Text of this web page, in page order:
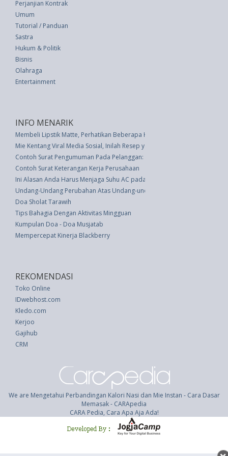
Perjanjian Kontrak
Umum
Tutorial / Panduan
Sastra
Hukum & Politik
Bisnis
Olahraga
Entertainment
INFO MENARIK
Membeli Lipstik Matte, Perhatikan Beberapa Hal Berikut Ini
Mie Kentang Viral Media Sosial, Inilah Resep yang Bisa Anda Coba
Contoh Surat Pengumuman Pada Pelanggan: Penutupan Bisnis
Contoh Surat Keterangan Kerja Perusahaan
Ini Alasan Anda Harus Menjaga Suhu AC pada 24-25 derajat Celcius
Undang-Undang Perubahan Atas Undang-undang Nomor 15 Tahun 2002
Doa Sholat Tarawih
Tips Bahagia Dengan Aktivitas Mingguan
Kumpulan Doa - Doa Musjatab
Mempercepat Kinerja Blackberry
REKOMENDASI
Toko Online
IDwebhost.com
Kledo.com
Kerjoo
Gajihub
CRM
We are Mengetahui Perbandingan Kalori Nasi dan Mie Instan - Cara Dasar
Memasak - CARApedia
CARA Pedia, Cara Apa Aja Ada!